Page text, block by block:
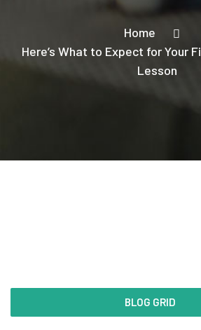
Home
Here’s What to Expect for Your
Lesson
BLOG GRID